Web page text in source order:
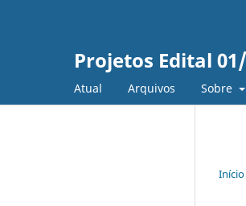
Projetos Edital
Atual Arquivos Sobre
Início